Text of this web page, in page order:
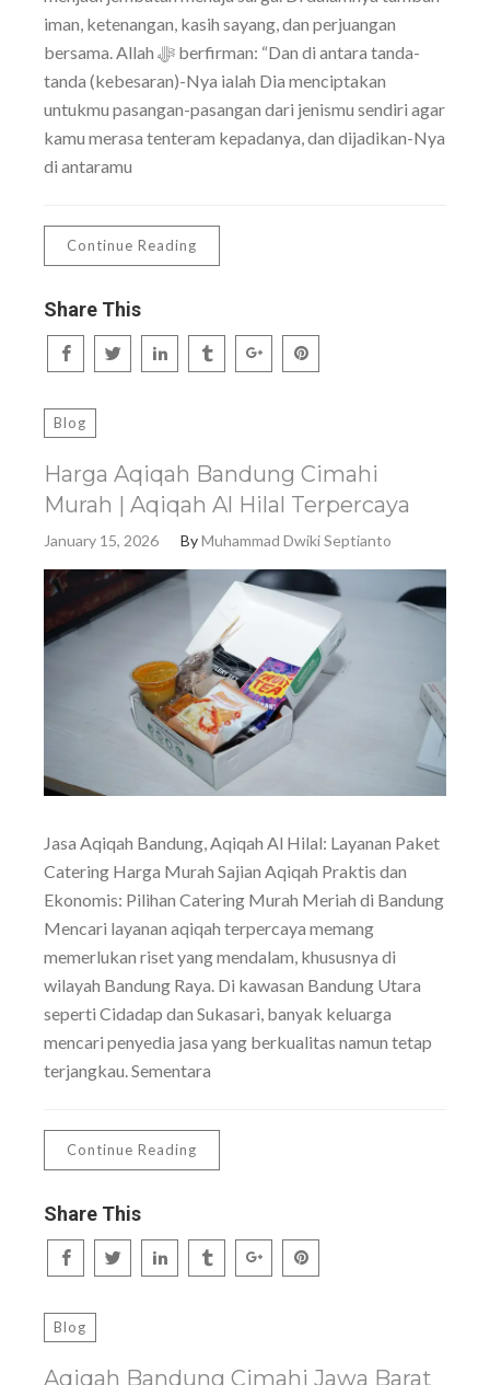
iman, ketenangan, kasih sayang, dan perjuangan
bersama. Allah ﷻ berfirman: “Dan di antara tanda-
tanda (kebesaran)-Nya ialah Dia menciptakan
untukmu pasangan-pasangan dari jenismu sendiri agar
kamu merasa tenteram kepadanya, dan dijadikan-Nya
di antaramu
Continue Reading
Share This
Blog
Harga Aqiqah Bandung Cimahi
Murah | Aqiqah Al Hilal Terpercaya
January 15, 2026 ByMuhammad Dwiki Septianto
Jasa Aqiqah Bandung, Aqiqah Al Hilal: Layanan Paket
Catering Harga Murah Sajian Aqiqah Praktis dan
Ekonomis: Pilihan Catering Murah Meriah di Bandung
Mencari layanan aqiqah terpercaya memang
memerlukan riset yang mendalam, khususnya di
wilayah Bandung Raya. Di kawasan Bandung Utara
seperti Cidadap dan Sukasari, banyak keluarga
mencari penyedia jasa yang berkualitas namun tetap
terjangkau. Sementara
Continue Reading
Share This
Blog
Aqiqah Bandung Cimahi Jawa Barat